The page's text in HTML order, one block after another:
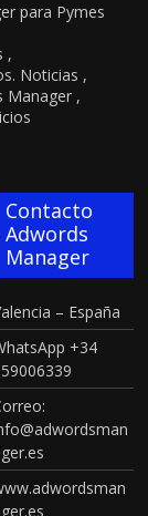
para Pymes
,
Noticias ,
Manager ,
Contacto
Adwords
Manager
– España
+34